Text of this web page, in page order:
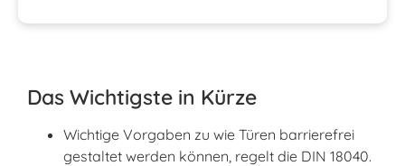
Das Wichtigste in Kürze
Wichtige Vorgaben zu wie Türen barrierefrei
gestaltet werden können, regelt die DIN 18040.